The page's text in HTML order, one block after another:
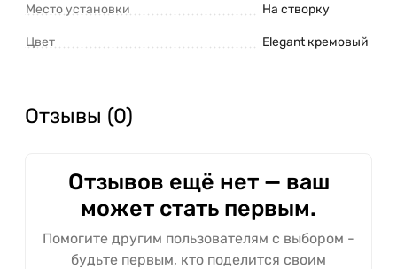
Место установки На створку
Цвет Elegant кремовый
Отзывы (0)
Отзывов ещё нет — ваш
может стать первым.
Помогите другим пользователям с выбором -
будьте первым, кто поделится своим